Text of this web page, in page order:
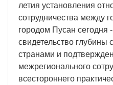
летия установления
сотрудничества между
городом Пусан сегодня
свидетельство глубины
странами и
межрегионального
всестороннего